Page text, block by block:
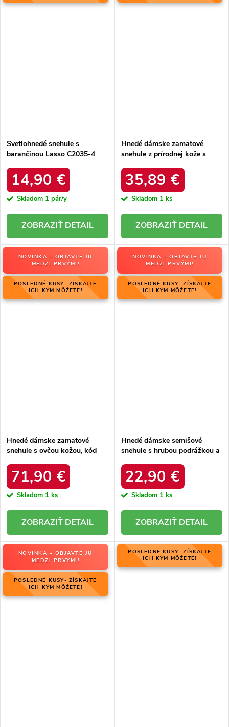
Svetlohnedé snehule s
barančinou Lasso C2035-4
14,90 €
Skladom 1 pár/y
DETAIL
Hnedé dámske zamatové
snehule z prírodnej kože s
produktu W5821 COFFEE
35,89 €
Skladom 1 ks
DETAIL
NOVINKA – OBJAVTE JU
MEDZI PRVÝMI!
POSLEDNÉ KUSY- ZÍSKAJTE
ICH KÝM MÔŽETE!
Hnedé dámske zamatové
snehule s ovčou kožou, kód
71,90 €
Skladom 1 ks
DETAIL
NOVINKA – OBJAVTE JU
MEDZI PRVÝMI!
POSLEDNÉ KUSY- ZÍSKAJTE
ICH KÝM MÔŽETE!
Hnedé dámske semišové
snehule s hrubou podrážkou a
produktu OO274A098
22,90 €
Skladom 1 ks
DETAIL
NOVINKA – OBJAVTE JU
MEDZI PRVÝMI!
POSLEDNÉ KUSY- ZÍSKAJTE
ICH KÝM MÔŽETE!
POSLEDNÉ KUSY- ZÍSKAJTE
ICH KÝM MÔŽETE!